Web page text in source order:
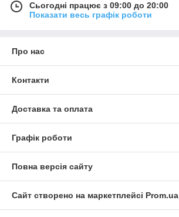
Сьогодні працює з 09:00 до 20:00
Показати весь графік роботи
Про нас
Контакти
Доставка та оплата
Графік роботи
Повна версія сайту
Сайт створено на маркетплейсі Prom.ua